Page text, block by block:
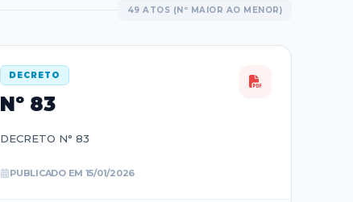
49 ATOS (Nº MAIOR AO MENOR)
DECRETO
Nº 83
DECRETO N° 83
PUBLICADO EM 15/01/2026